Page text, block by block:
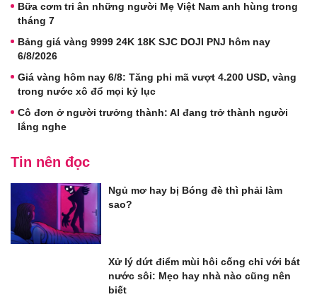
Bữa cơm tri ân những người Mẹ Việt Nam anh hùng trong
tháng 7
Bảng giá vàng 9999 24K 18K SJC DOJI PNJ hôm nay
6/8/2026
Giá vàng hôm nay 6/8: Tăng phi mã vượt 4.200 USD, vàng
trong nước xô đổ mọi kỷ lục
Cô đơn ở người trưởng thành: AI đang trở thành người
lắng nghe
Tin nên đọc
Ngủ mơ hay bị Bóng đè thì phải làm
sao?
Xử lý dứt điểm mùi hôi cống chỉ với bát
nước sôi: Mẹo hay nhà nào cũng nên
biết